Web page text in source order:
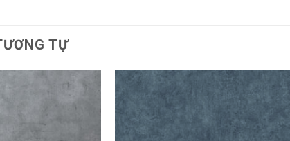
TỰ
Add to
Add to
wishlist